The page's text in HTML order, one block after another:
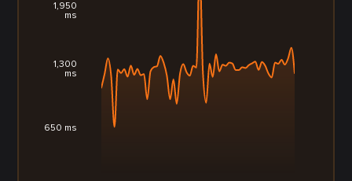
650 ms
1,300
ms
1,950
ms